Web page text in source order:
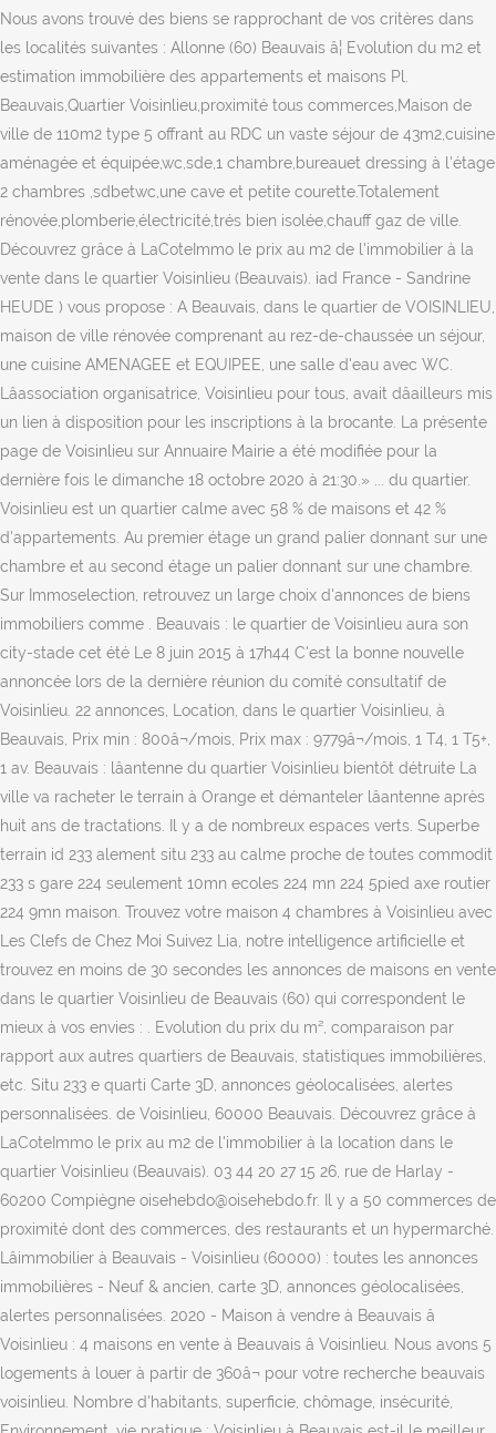
Nous avons trouvé des biens se rapprochant de vos critères dans
les localités suivantes : Allonne (60) Beauvais â¦ Evolution du m2 et
estimation immobilière des appartements et maisons Pl.
Beauvais,Quartier Voisinlieu,proximité tous commerces,Maison de
ville de 110m2 type 5 offrant au RDC un vaste séjour de 43m2,cuisine
aménagée et équipée,wc,sde,1 chambre,bureauet dressing à l'étage
2 chambres ,sdbetwc,une cave et petite courette.Totalement
rénovée,plomberie,électricité,trés bien isolée,chauff gaz de ville.
Découvrez grâce à LaCoteImmo le prix au m2 de l'immobilier à la
vente dans le quartier Voisinlieu (Beauvais). iad France - Sandrine
HEUDE ) vous propose : A Beauvais, dans le quartier de VOISINLIEU,
maison de ville rénovée comprenant au rez-de-chaussée un séjour,
une cuisine AMENAGEE et EQUIPEE, une salle d'eau avec WC.
Lâassociation organisatrice, Voisinlieu pour tous, avait dâailleurs mis
un lien à disposition pour les inscriptions à la brocante. La présente
page de Voisinlieu sur Annuaire Mairie a été modifiée pour la
dernière fois le dimanche 18 octobre 2020 à 21:30.» ... du quartier.
Voisinlieu est un quartier calme avec 58 % de maisons et 42 %
d'appartements. Au premier étage un grand palier donnant sur une
chambre et au second étage un palier donnant sur une chambre.
Sur Immoselection, retrouvez un large choix d'annonces de biens
immobiliers comme . Beauvais : le quartier de Voisinlieu aura son
city-stade cet été Le 8 juin 2015 à 17h44 C'est la bonne nouvelle
annoncée lors de la dernière réunion du comité consultatif de
Voisinlieu. 22 annonces, Location, dans le quartier Voisinlieu, à
Beauvais, Prix min : 800â¬/mois, Prix max : 9779â¬/mois, 1 T4, 1 T5+,
1 av. Beauvais : lâantenne du quartier Voisinlieu bientôt détruite La
ville va racheter le terrain à Orange et démanteler lâantenne après
huit ans de tractations. Il y a de nombreux espaces verts. Superbe
terrain id 233 alement situ 233 au calme proche de toutes commodit
233 s gare 224 seulement 10mn ecoles 224 mn 224 5pied axe routier
224 9mn maison. Trouvez votre maison 4 chambres à Voisinlieu avec
Les Clefs de Chez Moi Suivez Lia, notre intelligence artificielle et
trouvez en moins de 30 secondes les annonces de maisons en vente
dans le quartier Voisinlieu de Beauvais (60) qui correspondent le
mieux à vos envies : . Evolution du prix du m², comparaison par
rapport aux autres quartiers de Beauvais, statistiques immobilières,
etc. Situ 233 e quarti Carte 3D, annonces géolocalisées, alertes
personnalisées. de Voisinlieu, 60000 Beauvais. Découvrez grâce à
LaCoteImmo le prix au m2 de l'immobilier à la location dans le
quartier Voisinlieu (Beauvais). 03 44 20 27 15 26, rue de Harlay -
60200 Compiègne oisehebdo@oisehebdo.fr. Il y a 50 commerces de
proximité dont des commerces, des restaurants et un hypermarché.
Lâimmobilier à Beauvais - Voisinlieu (60000) : toutes les annonces
immobilières - Neuf & ancien, carte 3D, annonces géolocalisées,
alertes personnalisées. 2020 - Maison à vendre à Beauvais â
Voisinlieu : 4 maisons en vente à Beauvais â Voisinlieu. Nous avons 5
logements à louer à partir de 360â¬ pour votre recherche beauvais
voisinlieu. Nombre d'habitants, superficie, chômage, insécurité,